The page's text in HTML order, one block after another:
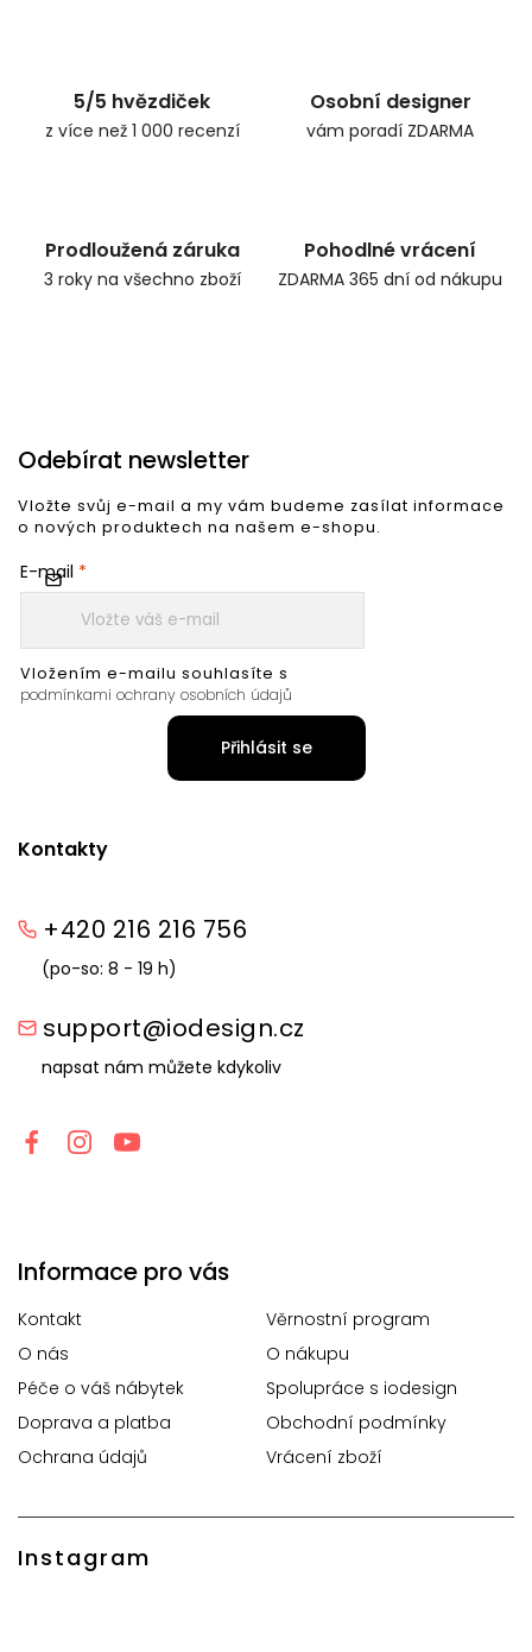
5/5 hvězdiček
z více než 1 000 recenzí
Osobní designer
vám poradí ZDARMA
Prodloužená záruka
3 roky na všechno zboží
Pohodlné vrácení
ZDARMA 365 dní od nákupu
Kontakty
+420 216 216 756
(po-so: 8 - 19 h)
support@iodesign.cz
napsat nám můžete kdykoliv
Informace pro vás
Kontakt
Věrnostní program
O nás
O nákupu
Péče o váš nábytek
Spolupráce s iodesign
Doprava a platba
Obchodní podmínky
Ochrana údajů
Vrácení zboží
Instagram
Odebírat newsletter
Vložte svůj e-mail a my vám budeme zasílat informace
o nových produktech na našem e-shopu.
E-mail
Vložením e-mailu souhlasíte s
podmínkami ochrany osobních údajů
Přihlásit se